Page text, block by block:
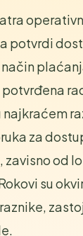
potvrdi
najkraćem
za
zavisno od
su